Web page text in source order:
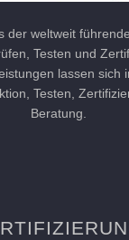
der weltweit
Testen und
lassen sich
Testen,
Beratung.